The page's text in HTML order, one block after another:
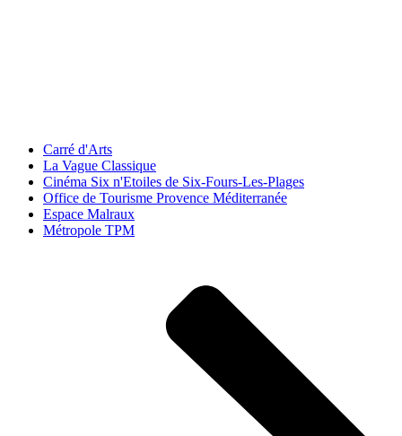
Carré d'Arts
La Vague Classique
Cinéma Six n'Etoiles de Six-Fours-Les-Plages
Office de Tourisme Provence Méditerranée
Espace Malraux
Métropole TPM